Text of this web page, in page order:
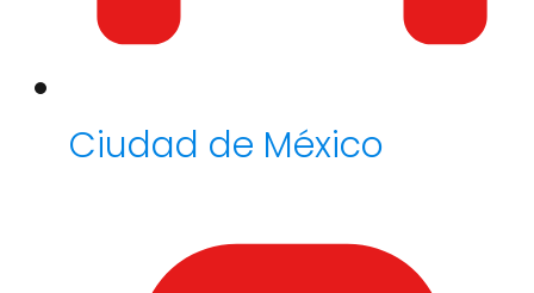
Ciudad de México